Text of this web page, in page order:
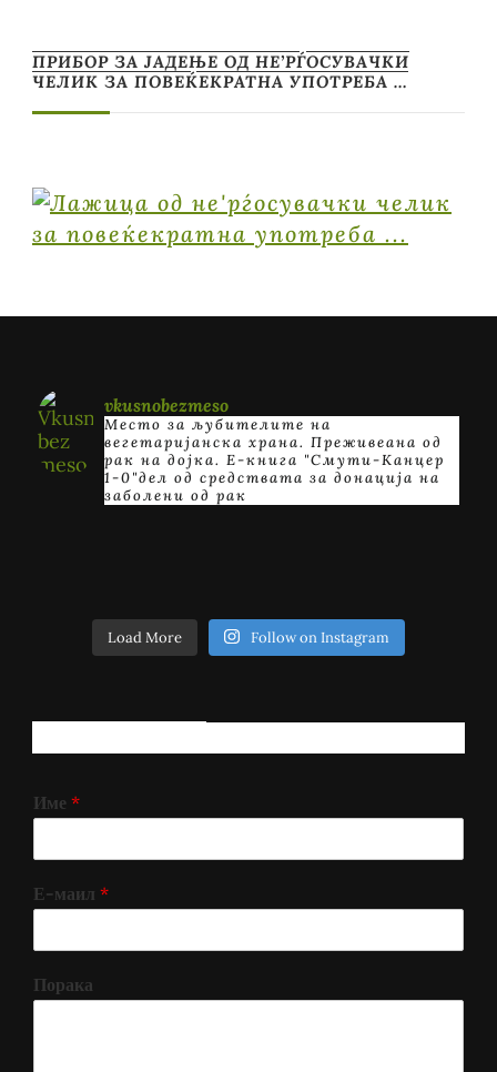
ПРИБОР ЗА ЈАДЕЊЕ ОД НЕ’РЃОСУВАЧКИ
ЧЕЛИК ЗА ПОВЕЌЕКРАТНА УПОТРЕБА …
vkusnobezmeso
Место за љубителите на
вегетаријанска храна. Преживеана од
рак на дојка. E-книга "Смути-Канцер
1-0"дел од средствата за донација на
заболени од рак
Load More Follow on Instagram
Име *
Е-маил *
Порака